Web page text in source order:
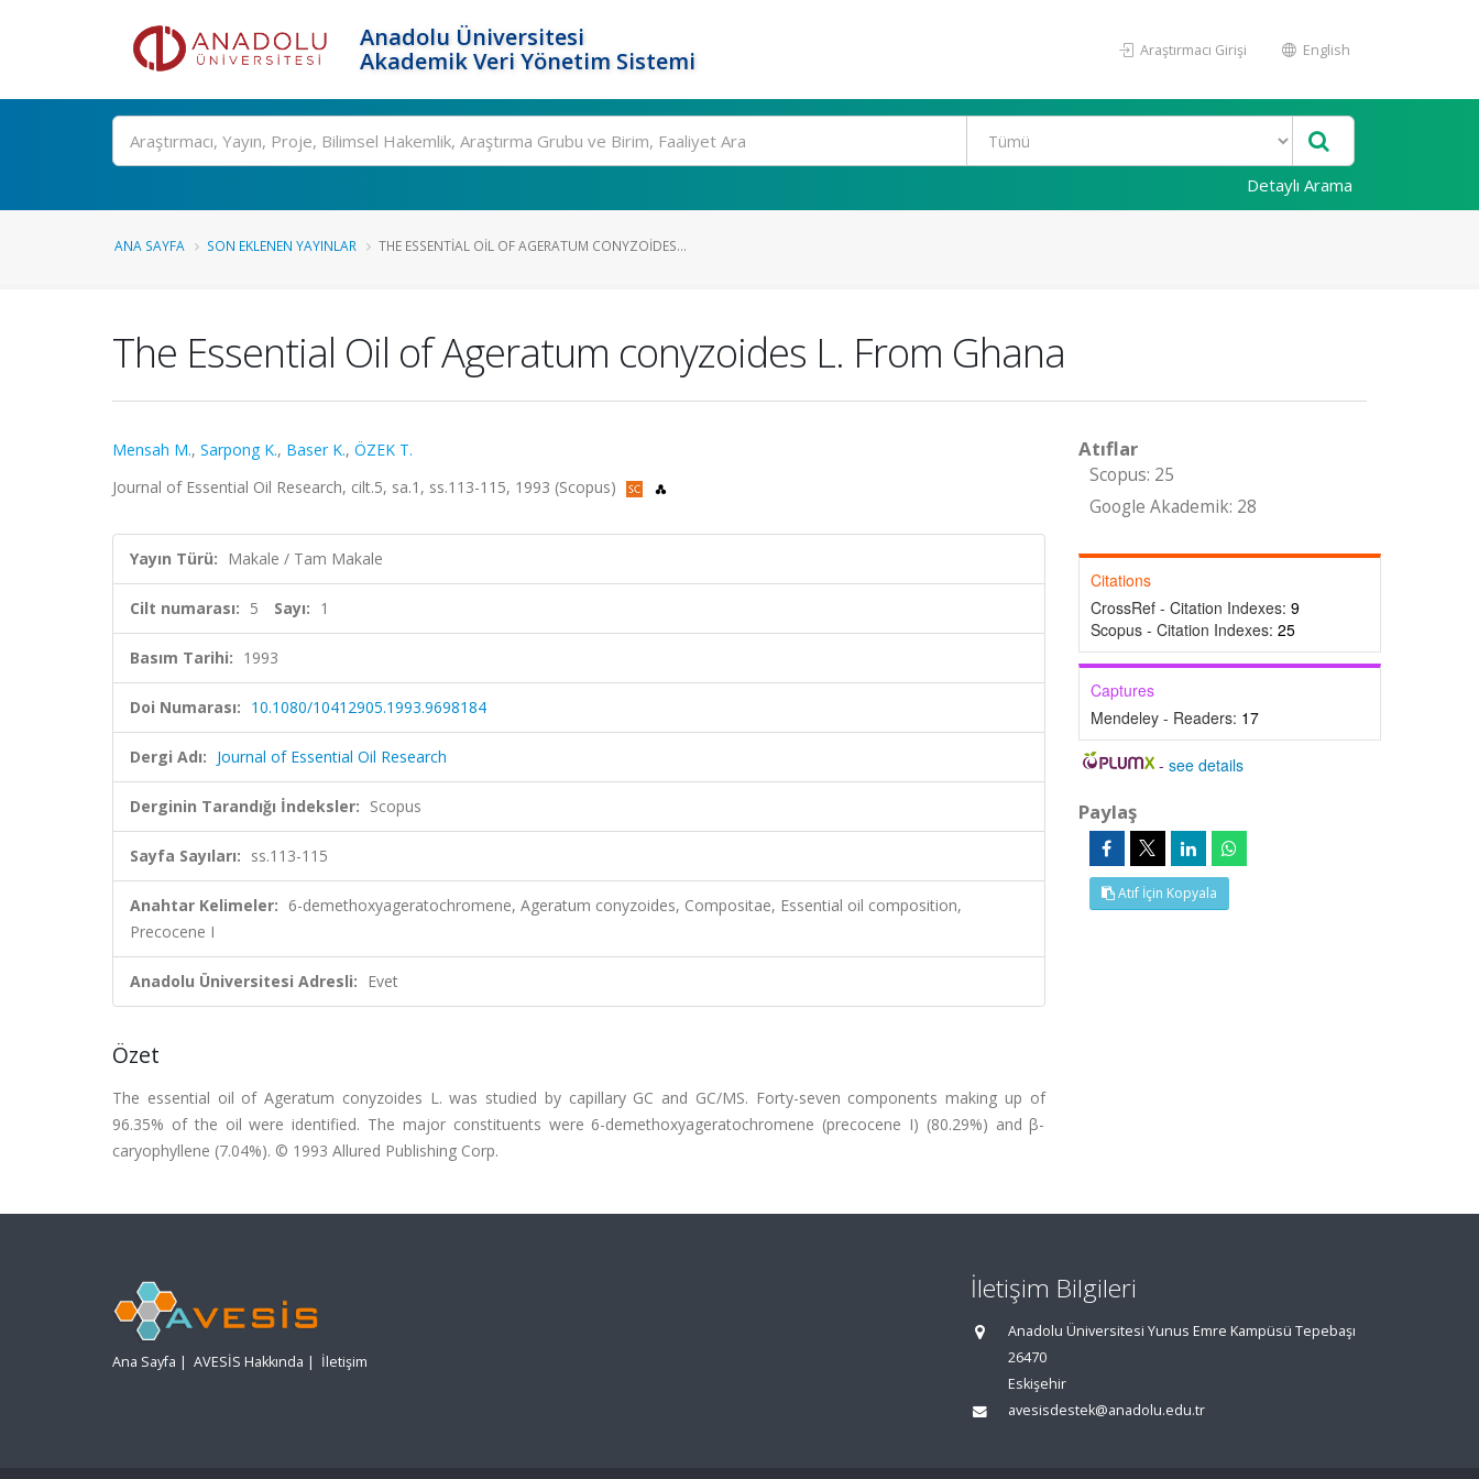
Anadolu Üniversitesi
Akademik Veri Yönetim Sistemi
Araştırmacı Girişi English
Ara
Detaylı Arama
ANA SAYFA SON EKLENEN YAYINLAR THE ESSENTIAL OIL OF AGERATUM CONYZOIDES...
The Essential Oil of Ageratum conyzoides L. From Ghana
Mensah M., Sarpong K., Baser K., ÖZEK T.
Journal of Essential Oil Research, cilt.5, sa.1, ss.113-115, 1993 (Scopus)
Yayın Türü: Makale / Tam Makale
Cilt numarası: 5 Sayı: 1
Basım Tarihi: 1993
Doi Numarası: 10.1080/10412905.1993.9698184
Dergi Adı: Journal of Essential Oil Research
Derginin Tarandığı İndeksler: Scopus
Sayfa Sayıları: ss.113-115
Anahtar Kelimeler: 6-demethoxyageratochromene, Ageratum conyzoides, Compositae, Essential oil composition,
Precocene I
Anadolu Üniversitesi Adresli: Evet
Özet
The essential oil of Ageratum conyzoides L. was studied by capillary GC and GC/MS. Forty-seven components making up of
96.35% of the oil were identified. The major constituents were 6-demethoxyageratochromene (precocene I) (80.29%) and β-
caryophyllene (7.04%). © 1993 Allured Publishing Corp.
Atıflar
Scopus: 25
Google Akademik: 28
Citations
CrossRef - Citation Indexes: 9
Scopus - Citation Indexes: 25
Captures
Mendeley - Readers: 17
-see details
Paylaş
Atıf İçin Kopyala
Ana Sayfa | AVESİS Hakkında | İletişim
İletişim Bilgileri
Anadolu Üniversitesi Yunus Emre Kampüsü Tepebaşı
26470
Eskişehir
avesisdestek@anadolu.edu.tr